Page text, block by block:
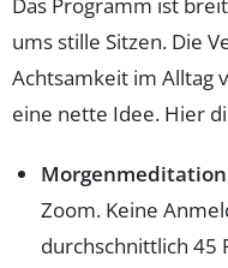
Das Programm ist
ums stille Sitzen. Die
Achtsamkeit im Alltag
eine nette Idee. Hier
Zoom. Keine
durchschnittlich 45